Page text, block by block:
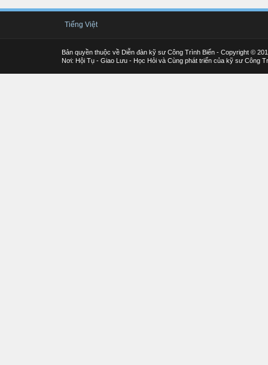
Tiếng Việt
Bản quyền thuộc về Diễn đàn kỹ sư Công Trình Biển - Copyright ©
Nơi: Hội Tụ - Giao Lưu - Học Hỏi và Cùng phát triển của kỹ sư Công